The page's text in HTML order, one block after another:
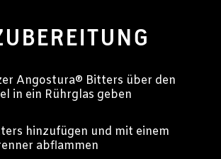
Angostura® Bitters über den
in ein Rührglas geben
hinzufügen und mit einem
abflammen